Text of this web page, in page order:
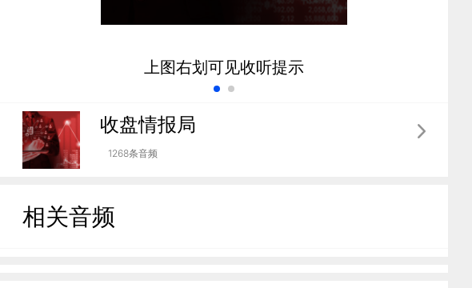
上图右划可见收听提示
收盘情报局
1268条音频
相关音频